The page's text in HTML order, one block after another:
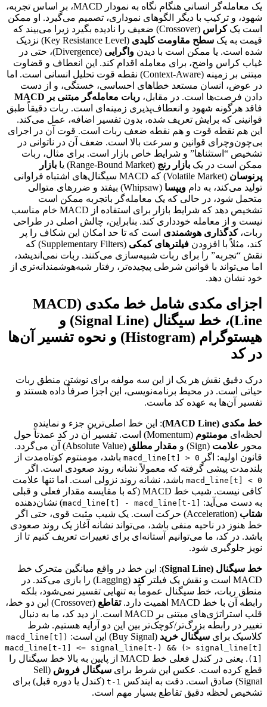
یک معامله‌گر انسانی هنگام نگاه به نمودار MACD، بر اساس تجربه،
شهود، و ترکیب با دیگر الگوهای نموداری، تصمیم می‌گیرد. او ممکن
است یککراس
(Crossover) ضعیف را نادیده بگیرد زیرا می‌بیند که
قیمت به یک سطح مقاومت کلیدی
(Key Resistance Level) نزدیک
شده است. یا ممکن است با دیدن واگرایی
(Divergence)، حتی در
غیاب کراس واضح، برای معامله اقدام کند. این انعطاف و قضاوت
مبتنی بر زمینه (Context-Aware) نقطه قوت تحلیل انسانی است. اما
در عوض، انسان مستعد خطاهای احساسی، خستگی، و از دست
دادن فرصت‌ها است. در مقابل، ربات معامله‌گر مبتنی بر MACD
فاقد هرگونه شهود و انعطاف‌پذیری زمینه‌ای است. ربات دقیقاً طبق
قوانینی که برایش تعریف شده، بدون تفسیر اضافه، عمل می‌کند.
این هم نقطه قوت و هم نقطه ضعف ربات است. قوت آن در اجرای
بی‌چون‌وچرای قوانین و سرعت بالا است. ضعف آن در ناتوانی در
تشخیص “استثناها” و شرایط خاص بازار است. برای مثال، ربات
ممکن است در یک بازار رنج (Range-Bound Market) یا
بازار
پرنوسان
(Volatile Market) که MACD سیگنال‌های اشتباه فراوانی
تولید می‌کند، به دام ویپسا
(Whipsaw) بیفتد و ضررهای متوالی
متحمل شود، در حالی که یک معامله‌گر باتجربه ممکن است
تشخیص دهد که شرایط بازار برای استفاده از MACD خام مناسب
نیست و از معامله خودداری کند. بنابراین، چالش اصلی در طراحی
ربات،کدگذاری هوشمندی است که تا حد امکان این شکاف را پر
کند، مثلاً با افزودن فیلترهای کمکی
(Supplementary Filters) که
نقش “تجربه” را برای ربات شبیه‌سازی می‌کنند. ربات نمی‌اندیشد،
اما می‌تواند با قوانین شرطی پیچیده‌تر، رفتار شبه‌هوشمندانه‌تری از
خود نشان دهد.
اجزای مکدی شامل خط مکدی (MACD
Line)، خط سیگنال (Signal Line) و
هیستوگرام (Histogram) و نحوه تفسیر آن‌ها
در کد
درک دقیق نقش هر یک از این سه مولفه برای نوشتن منطق ربات
حیاتی است. در محیط برنامه‌نویسی، این اجزا صرفاً داده هستند و
تفسیر آن‌ها به عهده کد ماست.
خط مکدی (MACD Line)
: این خط اصلی‌ترین جزء و نماینده
لحظه‌ای مومنتوم
(Momentum) است. تفسیر آن در کد عمدتاً حول
محور علامت (Sign) و مقدار مطلق
(Absolute Value) آن می‌گردد.
قانون اولیه: اگر
macd_line[t] > 0 باشد، مومنتوم کوتاه‌مدت از
بلندمدت پیشی گرفته که معمولاً نشانه روند صعودی است. اگر
macd_line[t] < 0 باشد، نشانه روند نزولی است. اما تنها علامت
کافی نیست. شیب خط MACD (که با مقایسه مقدار فعلی و قبلی
به دست می‌آید: macd_line[t] - macd_line[t-1]) نشان‌دهنده
شتاب
(Acceleration) حرکت است. یک شیب مثبت قوی، حتی اگر
خط هنوز در ناحیه منفی باشد، می‌تواند نشانه آغاز یک روند صعودی
باشد. در کد، ما می‌توانیم آستانه‌ای برای تغییرات تعریف کنیم تا از
نویز جلوگیری شود.
خط سیگنال (Signal Line)
: این خط در واقع میانگین متحرک خط
MACD است و نقش یک فیلتر
کند
(Lagging) را بازی می‌کند. در
منطق ربات، خط سیگنال عموماً به تنهایی تفسیر نمی‌شود، بلکه
رابطه آن با خط MACD اهمیت دارد.
تقاطع
(Crossover) این دو خط،
قلب استراتژی‌های مبتنی بر MACD است. از دید کد، ما به دنبال
تغییر در رابطه بزرگ‌تر/کوچک‌تر بین این دو آرایه هستیم. شرط
کلاسیک برای سیگنال خرید (Buy Signal) این است:
(macd_line[t]
> signal_line[t]) && (macd_line[t-1] <= signal_line[t-
1])
. یعنی در کندل فعلی خط MACD از پایین به بالا خط سیگنال را
قطع کرده است. عکس این شرط برای سیگنال فروش
(Sell
Signal) صادق است. دقت به ایندکس
t-1 (کندل یا دوره قبل) برای
تشخیص لحظه دقیق تقاطع بسیار مهم است.